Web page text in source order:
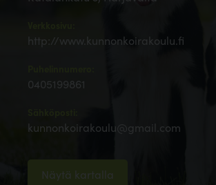
http://www.kunnonkoirakoulu.fi
0405199861
kunnonkoirakoulu@gmail.com
Näytä kartalla